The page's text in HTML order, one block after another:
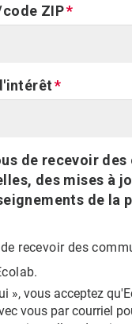
ZIP
de recevoir
des mises à
de la
de recevoir des
», vous acceptez
vous par courriel